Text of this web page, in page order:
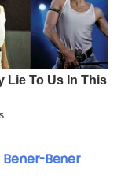
Bener-Bener